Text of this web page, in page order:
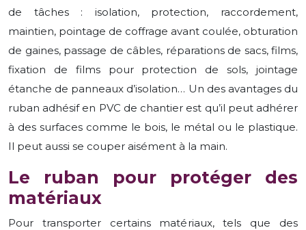
de tâches : isolation, protection, raccordement,
maintien, pointage de coffrage avant coulée, obturation
de gaines, passage de câbles, réparations de sacs, films,
fixation de films pour protection de sols, jointage
étanche de panneaux d’isolation… Un des avantages du
ruban adhésif en PVC de chantier est qu’il peut adhérer
à des surfaces comme le bois, le métal ou le plastique.
Il peut aussi se couper aisément à la main.
Le ruban pour protéger des
matériaux
Pour transporter certains matériaux, tels que des